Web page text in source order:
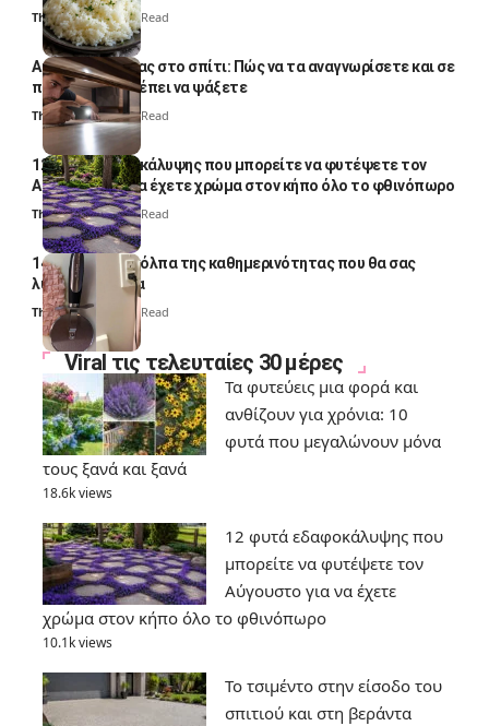
Thali Ombre4 Min Read
Αυγά κατσαρίδας στο σπίτι: Πώς να τα αναγνωρίσετε και σε
ποια σημεία πρέπει να ψάξετε
Thali Ombre4 Min Read
12 φυτά εδαφοκάλυψης που μπορείτε να φυτέψετε τον
Αύγουστο για να έχετε χρώμα στον κήπο όλο το φθινόπωρο
Thali Ombre7 Min Read
14 πανέξυπνα κόλπα της καθημερινότητας που θα σας
λύσουν τα χέρια
Thali Ombre 6 Min Read
Viral τις τελευταίες 30 μέρες
Τα φυτεύεις μια φορά και
ανθίζουν για χρόνια: 10
φυτά που μεγαλώνουν μόνα
τους ξανά και ξανά
18.6k views
12 φυτά εδαφοκάλυψης που
μπορείτε να φυτέψετε τον
Αύγουστο για να έχετε
χρώμα στον κήπο όλο το φθινόπωρο
10.1k views
Το τσιμέντο στην είσοδο του
σπιτιού και στη βεράντα